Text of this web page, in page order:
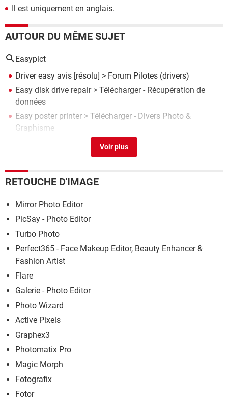
Il est uniquement en anglais.
AUTOUR DU MÊME SUJET
Easypict
Driver easy avis [résolu] > Forum Pilotes (drivers)
Easy disk drive repair> Télécharger - Récupération de
données
Easy poster printer > Télécharger - Divers Photo &
Graphisme
Forum WiFi
> Télécharger - Nettoyage
RETOUCHE D'IMAGE
Mirror Photo Editor
PicSay - Photo Editor
Turbo Photo
Perfect365 - Face Makeup Editor, Beauty Enhancer &
Fashion Artist
Flare
Galerie - Photo Editor
Photo Wizard
Active Pixels
Graphex3
Photomatix Pro
Magic Morph
Fotografix
Fotor